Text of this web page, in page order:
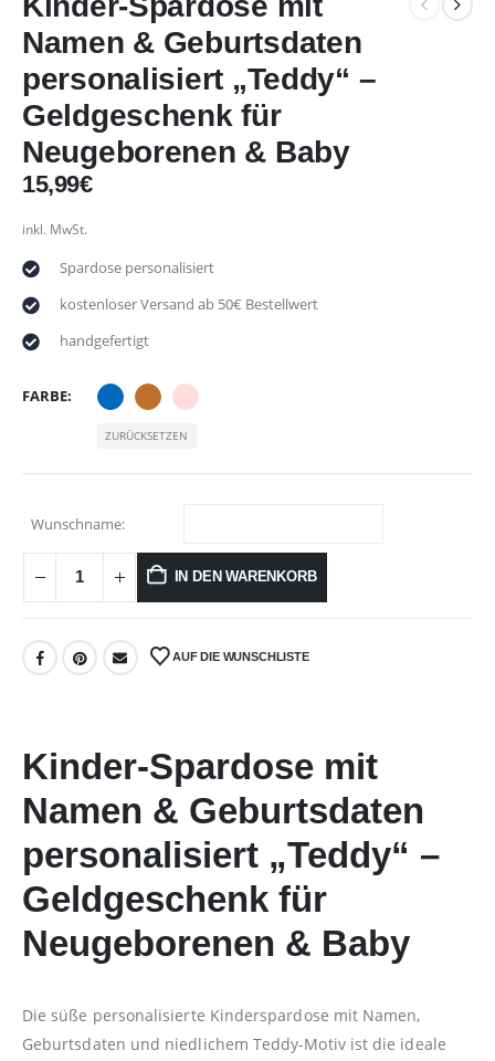
Namen & Geburtsdaten
personalisiert „Teddy“ –
Geldgeschenk für
Neugeborenen & Baby
15,99€
inkl. MwSt.
Spardose personalisiert
kostenloser Versand ab 50€ Bestellwert
handgefertigt
FARBE
ZURÜCKSETZEN
Wunschname:
IN DEN WARENKORB
AUF DIE WUNSCHLISTE
Kinder-Spardose mit
Namen & Geburtsdaten
personalisiert „Teddy“ –
Geldgeschenk für
Neugeborenen & Baby
Die süße personalisierte Kinderspardose mit Namen,
Geburtsdaten und niedlichem Teddy-Motiv ist die ideale